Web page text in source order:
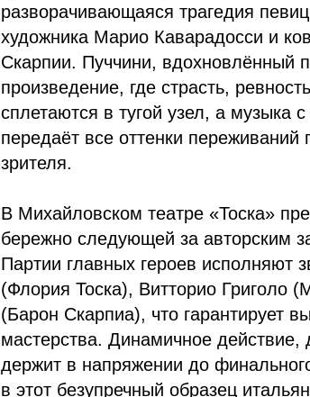
разворачивающаяся трагедия
художника Марио Каварадосси и
Скарпии. Пуччини, вдохновлённый
произведение, где страсть,
сплетаются в тугой узел, а музыка
передаёт все оттенки
зрителя.
В Михайловском театре «Тоска»
бережно следующей за авторским
Партии главных героев исполняют
(Флория Тоска), Витторио Григоло
(Барон Скарпиа), что гарантирует
мастерства. Динамичное действие,
держит в напряжении до
в этот безупречный образец